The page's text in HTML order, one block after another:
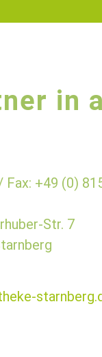
in
Fax: +49 (0)
Str. 7